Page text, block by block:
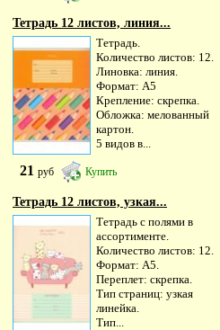
Тетрадь 12 листов, линия...
Тетрадь.
Количество листов: 12.
Линовка: линия.
Формат: А5
Крепление: скрепка.
Обложка: мелованный
картон.
5 видов в...
21 руб Купить
Тетрадь 12 листов, узкая...
Тетрадь с полями в
ассортименте.
Количество листов: 12.
Формат: А5.
Переплет: скрепка.
Тип страниц: узкая
линейка.
Тип...